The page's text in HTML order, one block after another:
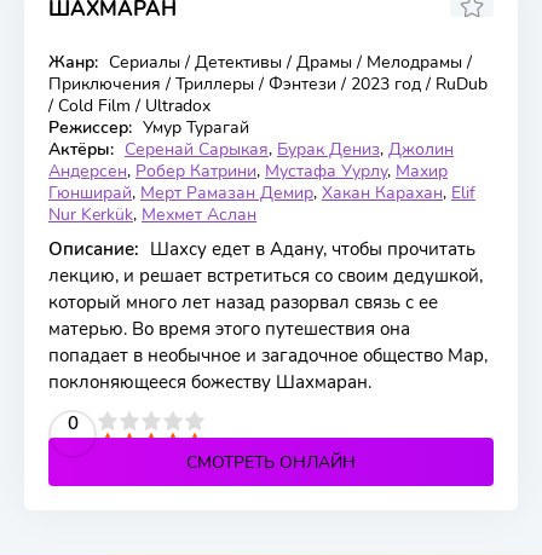
ШАХМАРАН
14 серия
Жанр: Сериалы / Детективы / Драмы / Мелодрамы /
Приключения / Триллеры / Фэнтези / 2023 год / RuDub
/ Cold Film / Ultradox
Режиссер: Умур Турагай
Актёры: Серенай Сарыкая, Бурак Дениз, Джолин
Андерсен, Робер Катрини, Мустафа Уурлу, Махир
Гюнширай, Мерт Рамазан Демир, Хакан Карахан, Elif
Nur Kerkük, Мехмет Аслан
Описание: Шахсу едет в Адану, чтобы прочитать
лекцию, и решает встретиться со своим дедушкой,
который много лет назад разорвал связь с ее
матерью. Во время этого путешествия она
попадает в необычное и загадочное общество Мар,
поклоняющееся божеству Шахмаран.
0
4 5
СМОТРЕТЬ ОНЛАЙН